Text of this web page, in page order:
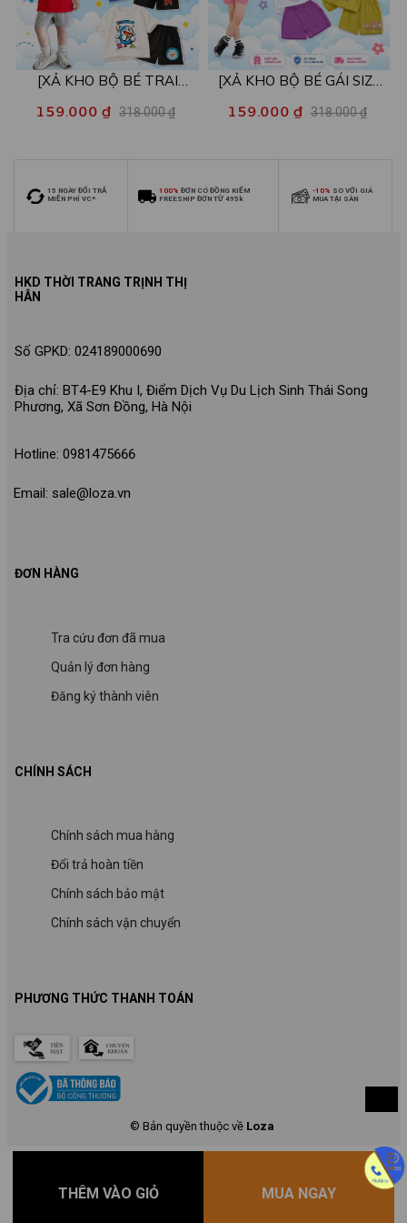
[XẢ KHO BỘ BÉ TRAI
nhiều mẫu - Quần áo bé trai
159.000 ₫ 318.000 ₫
[XẢ KHO BỘ BÉ GÁI SIZE
mẫu - Quần áo bé gái từ 26-
159.000 ₫ 318.000 ₫
15 NGÀY ĐỔI TRẢ
MIỄN PHÍ VC*
100% ĐƠN CÓ ĐỒNG KIỂM
FREESHIP ĐƠN TỪ 495k
-10% SO VỚI GIÁ
MUA TẠI SÀN
CHÍNH SÁCH
Chính sách mua hàng
Đổi trả hoàn tiền
Chính sách bảo mật
Chính sách vận chuyển
HKD THỜI TRANG TRỊNH THỊ
HÂN
Số GPKD: 024189000690
Địa chỉ: BT4-E9 Khu I, Điểm Dịch Vụ Du Lịch Sinh Thái Song
Phương, Xã Sơn Đồng, Hà Nội
Hotline: 0981475666
Email: sale@loza.vn
© Bản quyền thuộc về Loza
ĐƠN HÀNG
Tra cứu đơn đã mua
Quản lý đơn hàng
Đăng ký thành viên
PHƯƠNG THỨC THANH TOÁN
MUA NGAY
THÊM VÀO GIỎ